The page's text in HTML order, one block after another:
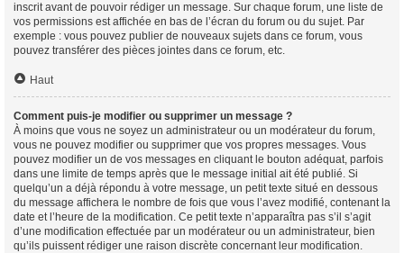
inscrit avant de pouvoir rédiger un message. Sur chaque forum, une liste de
vos permissions est affichée en bas de l’écran du forum ou du sujet. Par
exemple : vous pouvez publier de nouveaux sujets dans ce forum, vous
pouvez transférer des pièces jointes dans ce forum, etc.
Haut
Comment puis-je modifier ou supprimer un message ?
À moins que vous ne soyez un administrateur ou un modérateur du forum,
vous ne pouvez modifier ou supprimer que vos propres messages. Vous
pouvez modifier un de vos messages en cliquant le bouton adéquat, parfois
dans une limite de temps après que le message initial ait été publié. Si
quelqu’un a déjà répondu à votre message, un petit texte situé en dessous
du message affichera le nombre de fois que vous l’avez modifié, contenant la
date et l’heure de la modification. Ce petit texte n’apparaîtra pas s’il s’agit
d’une modification effectuée par un modérateur ou un administrateur, bien
qu’ils puissent rédiger une raison discrète concernant leur modification.